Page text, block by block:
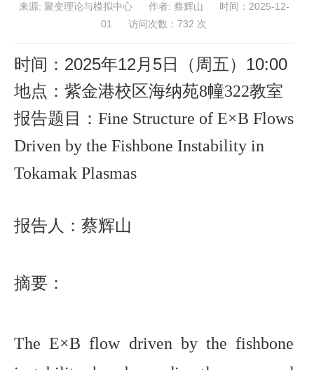
来源: 聚变理论与模拟中心 作者: 蔡辉山
时间：2025-12-
01
访问次数： 732 次
时间：2025年12 月 5日（周五 ） 10:00
地点：紫金港校区海纳苑8幢322教室
报告题目： Fine Structure of E×B Flows
Driven by the Fishbone Instability in
Tokamak Plasmas
报告人：蔡辉山
摘要：
The E×B flow driven by the fishbone